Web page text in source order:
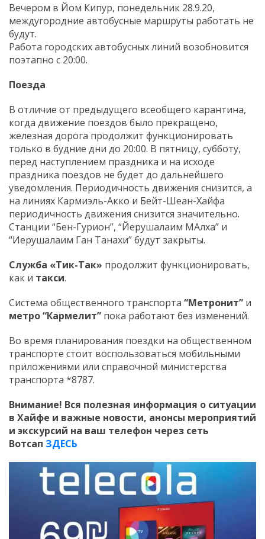
Вечером в Йом Кипур, понедельник 28.9.20,
междугородние автобусные маршруты работать не
будут.
Работа городских автобусных линий возобновится
поэтапно с 20:00.
Поезда
В отличие от предыдущего всеобщего карантина,
когда движение поездов было прекращено,
железная дорога продолжит функционировать
только в будние дни до 20:00. В пятницу, субботу,
перед наступлением праздника и на исходе
праздника поездов не будет до дальнейшего
уведомления. Периодичность движения снизится, а
на линиях Кармиэль-Акко и Бейт-Шеан-Хайфа
периодичность движения снизится значительно.
Станции “Бен-Гурион”, “Йерушалаим МАлха” и
“Иерушалаим Ган Танахи” будут закрыты.
Служба «Тик-Так» продолжит функционировать,
как и такси.
Система общественного транспорта “Метронит” и
метро “Кармелит” пока работают без изменений.
Во время планирования поездки на общественном
транспорте стоит воспользоваться мобильными
приложениями или справочной министерства
транспорта *8787.
Внимание! Вся полезная информация о ситуации
в Хайфе и важные новости, анонсы мероприятий
и экскурсий на ваш телефон через сеть
Вотсап ЗДЕСЬ